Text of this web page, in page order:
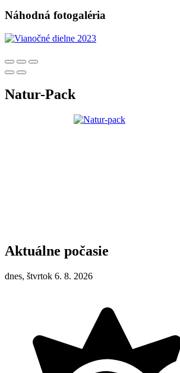
Náhodná fotogaléria
Natur-Pack
Aktuálne počasie
dnes, štvrtok 6. 8. 2026